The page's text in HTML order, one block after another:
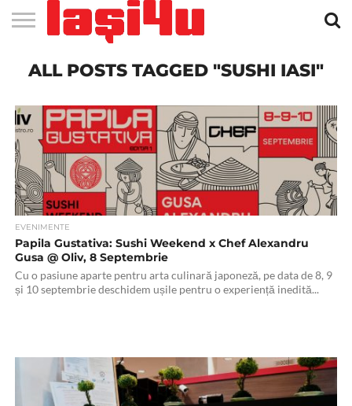
STIRI
APARTAMENTE
NOI IASI
STIRI
IASI
JOBS
IN
FILME
LA
CLUBURI /
DISCOTECI
BARURI /
CAFENELE
SALI DE
FORTA
SALOANE DE
INFRUMUSETARE
AGENTII
DE
RESTAURANTE
IN IASI
PIZZA
IN
PISCINA
IN IASI
FLORARII
RADIO
LIVE
SPALATORII
AUTO
TRACTARI
AUTO
TAXI
IN
CINEMA
TEATRU
HOTELURI
/
TEREN
SPORTIV
TEREN
TENIS
FARMACII
NON
COFFEE-
TO-GO
FIRME DE
PUBLICITATE
RENT
A
ALL POSTS TAGGED "SUSHI IASI"
EVENIMENTE
Papila Gustativa: Sushi Weekend x Chef Alexandru
Gusa @ Oliv, 8 Septembrie
Cu o pasiune aparte pentru arta culinară japoneză, pe data de 8, 9
și 10 septembrie deschidem ușile pentru o experiență inedită...